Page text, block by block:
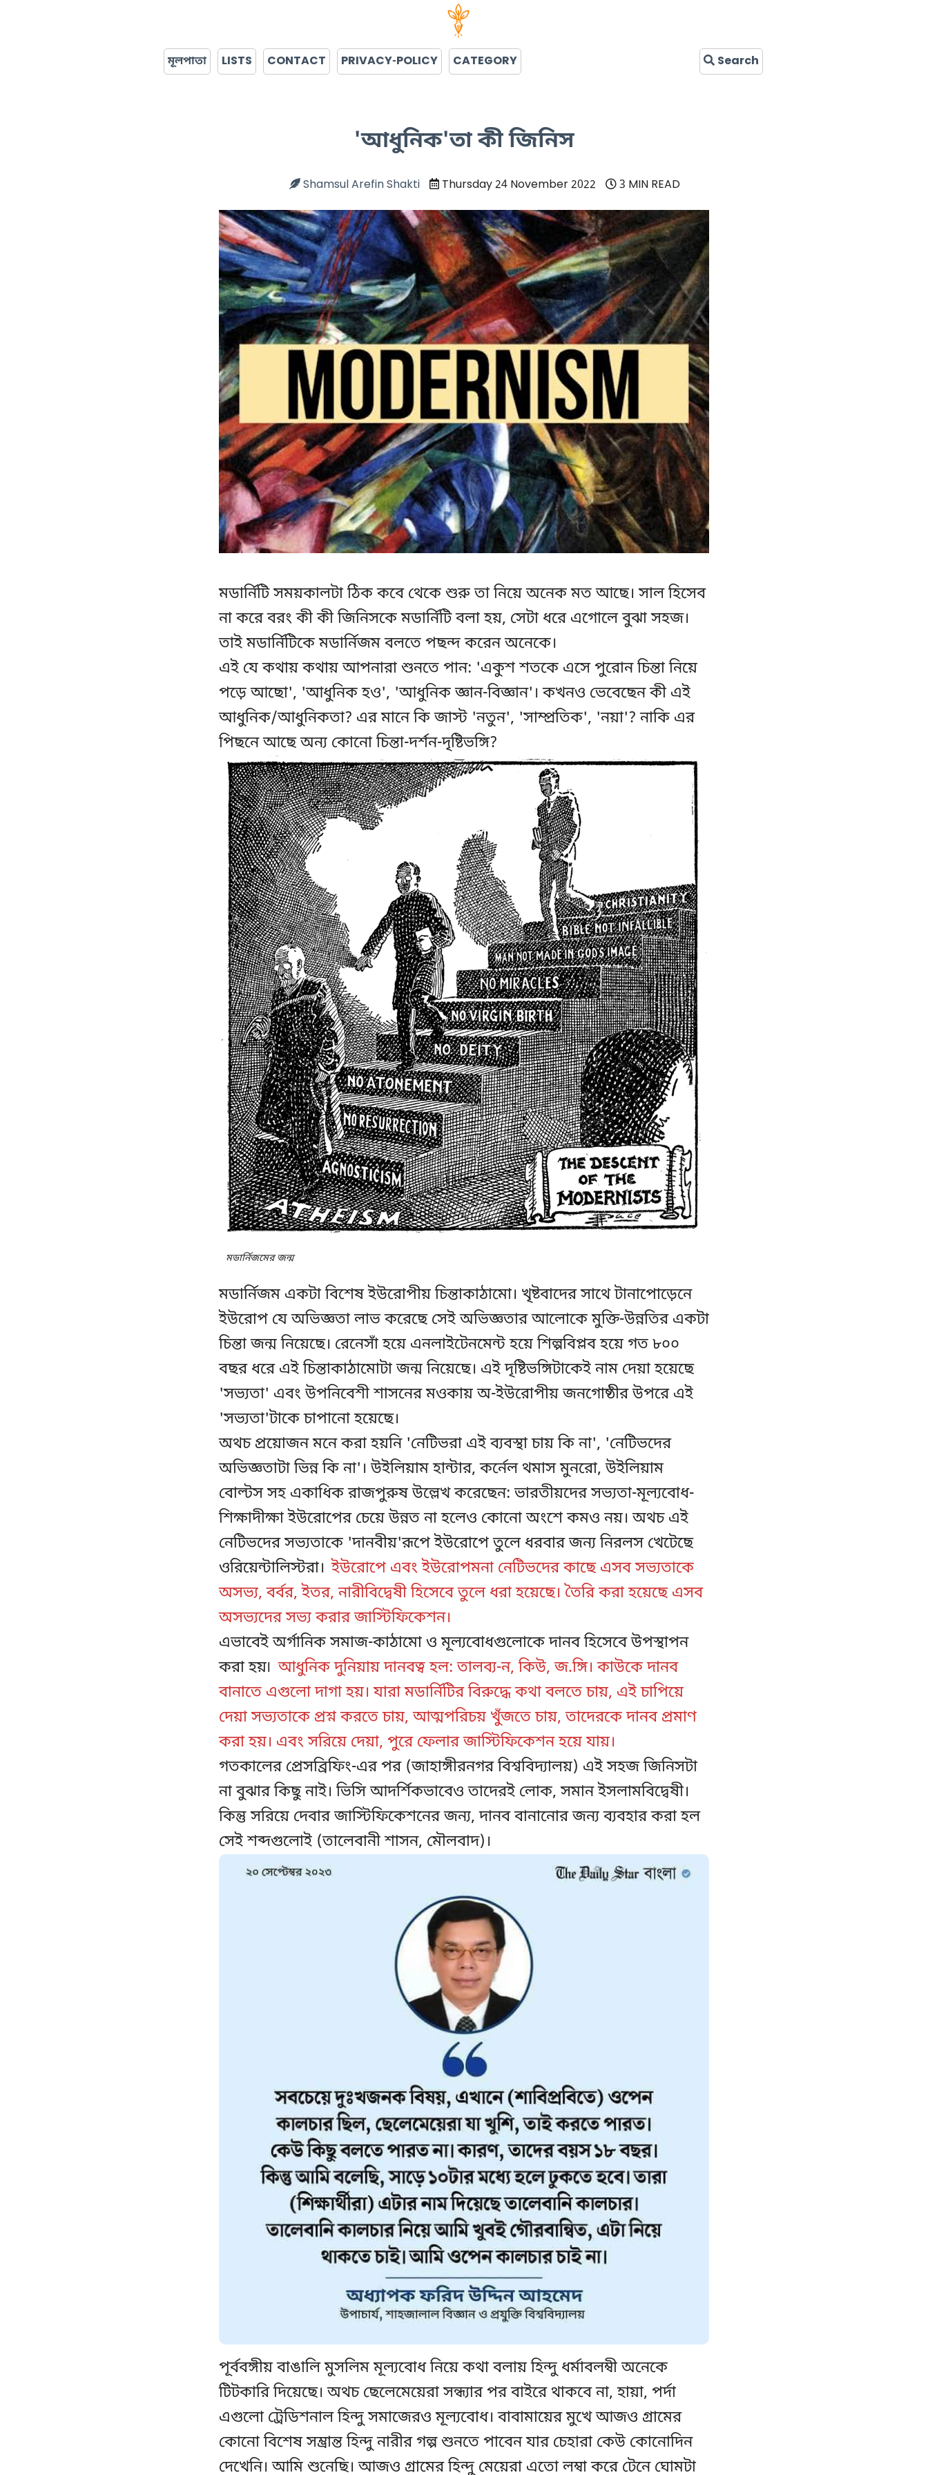
মূলপাতা LISTS CONTACT PRIVACY-POLICY CATEGORY Search
'আধুনিক'তা কী জিনিস
Shamsul Arefin Shakti Thursday 24 November 2022 3 MIN READ
মডার্নিটি সময়কালটা ঠিক কবে থেকে শুরু তা নিয়ে অনেক মত আছে। সাল হিসেব
না করে বরং কী কী জিনিসকে মডার্নিটি বলা হয়, সেটা ধরে এগোলে বুঝা সহজ।
তাই মডার্নিটিকে মডার্নিজম বলতে পছন্দ করেন অনেকে।
এই যে কথায় কথায় আপনারা শুনতে পান: 'একুশ শতকে এসে পুরোন চিন্তা নিয়ে
পড়ে আছো', 'আধুনিক হও', 'আধুনিক জ্ঞান-বিজ্ঞান'। কখনও ভেবেছেন কী এই
আধুনিক/আধুনিকতা? এর মানে কি জাস্ট 'নতুন', 'সাম্প্রতিক', 'নয়া'? নাকি এর
পিছনে আছে অন্য কোনো চিন্তা-দর্শন-দৃষ্টিভঙ্গি?
মডার্নিজমের জন্ম
মডার্নিজম একটা বিশেষ ইউরোপীয় চিন্তাকাঠামো। খৃষ্টবাদের সাথে টানাপোড়েনে
ইউরোপ যে অভিজ্ঞতা লাভ করেছে সেই অভিজ্ঞতার আলোকে মুক্তি-উন্নতির একটা
চিন্তা জন্ম নিয়েছে। রেনেসাঁ হয়ে এনলাইটেনমেন্ট হয়ে শিল্পবিপ্লব হয়ে গত ৮০০
বছর ধরে এই চিন্তাকাঠামোটা জন্ম নিয়েছে। এই দৃষ্টিভঙ্গিটাকেই নাম দেয়া হয়েছে
'সভ্যতা' এবং উপনিবেশী শাসনের মওকায় অ-ইউরোপীয় জনগোষ্ঠীর উপরে এই
'সভ্যতা'টাকে চাপানো হয়েছে।
অথচ প্রয়োজন মনে করা হয়নি 'নেটিভরা এই ব্যবস্থা চায় কি না', 'নেটিভদের
অভিজ্ঞতাটা ভিন্ন কি না'। উইলিয়াম হান্টার, কর্নেল থমাস মুনরো, উইলিয়াম
বোল্টস সহ একাধিক রাজপুরুষ উল্লেখ করেছেন: ভারতীয়দের সভ্যতা-মূল্যবোধ-
শিক্ষাদীক্ষা ইউরোপের চেয়ে উন্নত না হলেও কোনো অংশে কমও নয়। অথচ এই
নেটিভদের সভ্যতাকে 'দানবীয়'রূপে ইউরোপে তুলে ধরবার জন্য নিরলস খেটেছে
ওরিয়েন্টালিস্টরা। ইউরোপে এবং ইউরোপমনা নেটিভদের কাছে এসব সভ্যতাকে
অসভ্য, বর্বর, ইতর, নারীবিদ্বেষী হিসেবে তুলে ধরা হয়েছে। তৈরি করা হয়েছে এসব
অসভ্যদের সভ্য করার জাস্টিফিকেশন।
এভাবেই অর্গানিক সমাজ-কাঠামো ও মূল্যবোধগুলোকে দানব হিসেবে উপস্থাপন
করা হয়৷ আধুনিক দুনিয়ায় দানবত্ব হল: তালব্য-ন, কিউ, জ.ঙ্গি। কাউকে দানব
বানাতে এগুলো দাগা হয়। যারা মডার্নিটির বিরুদ্ধে কথা বলতে চায়, এই চাপিয়ে
দেয়া সভ্যতাকে প্রশ্ন করতে চায়, আত্মপরিচয় খুঁজতে চায়, তাদেরকে দানব প্রমাণ
করা হয়। এবং সরিয়ে দেয়া, পুরে ফেলার জাস্টিফিকেশন হয়ে যায়।
গতকালের প্রেসব্রিফিং-এর পর (জাহাঙ্গীরনগর বিশ্ববিদ্যালয়) এই সহজ জিনিসটা
না বুঝার কিছু নাই। ভিসি আদর্শিকভাবেও তাদেরই লোক, সমান ইসলামবিদ্বেষী।
কিন্তু সরিয়ে দেবার জাস্টিফিকেশনের জন্য, দানব বানানোর জন্য ব্যবহার করা হল
সেই শব্দগুলোই (তালেবানী শাসন, মৌলবাদ)।
পূর্ববঙ্গীয় বাঙালি মুসলিম মূল্যবোধ নিয়ে কথা বলায় হিন্দু ধর্মাবলম্বী অনেকে
টিটকারি দিয়েছে। অথচ ছেলেমেয়েরা সন্ধ্যার পর বাইরে থাকবে না, হায়া, পর্দা
এগুলো ট্রেডিশনাল হিন্দু সমাজেরও মূল্যবোধ। বাবামায়ের মুখে আজও গ্রামের
কোনো বিশেষ সম্ভ্রান্ত হিন্দু নারীর গল্প শুনতে পাবেন যার চেহারা কেউ কোনোদিন
দেখেনি। আমি শুনেছি। আজও গ্রামের হিন্দু মেয়েরা এতো লম্বা করে টেনে ঘোমটা